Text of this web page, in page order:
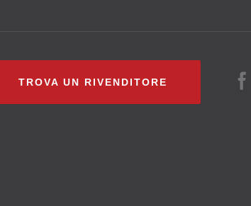
TROVA UN RIVENDITORE